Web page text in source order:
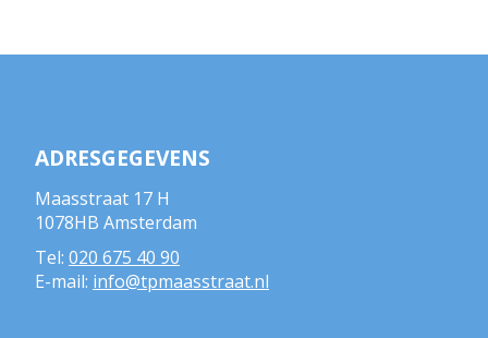
ADRESGEGEVENS
Maasstraat 17 H
1078HB Amsterdam
Tel: 020 675 40 90
E-mail: info@tpmaasstraat.nl